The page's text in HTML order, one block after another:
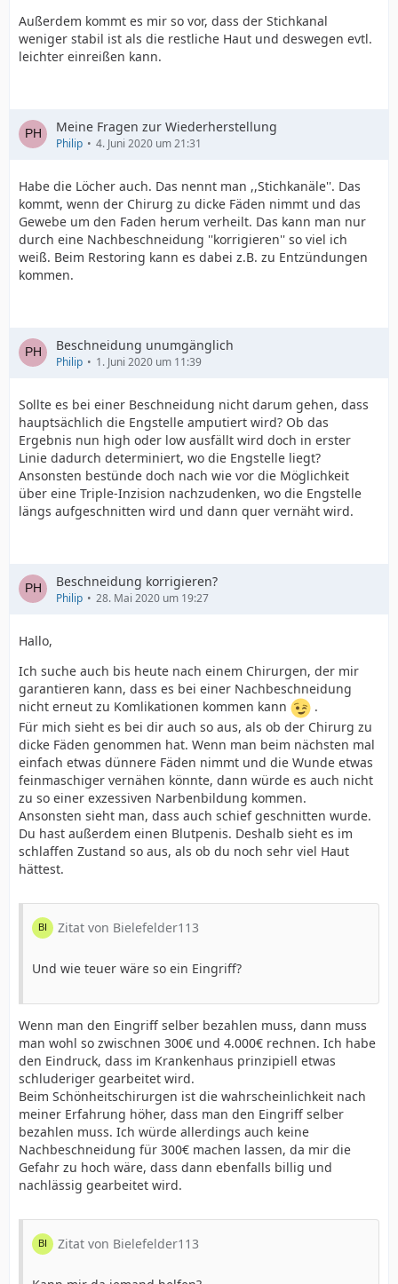
Außerdem kommt es mir so vor, dass der Stichkanal
weniger stabil ist als die restliche Haut und deswegen evtl.
leichter einreißen kann.
Meine Fragen zur Wiederherstellung
Philip 4. Juni 2020 um 21:31
Habe die Löcher auch. Das nennt man ,,Stichkanäle''. Das
kommt, wenn der Chirurg zu dicke Fäden nimmt und das
Gewebe um den Faden herum verheilt. Das kann man nur
durch eine Nachbeschneidung ''korrigieren'' so viel ich
weiß. Beim Restoring kann es dabei z.B. zu Entzündungen
kommen.
Beschneidung unumgänglich
Philip 1. Juni 2020 um 11:39
Sollte es bei einer Beschneidung nicht darum gehen, dass
hauptsächlich die Engstelle amputiert wird? Ob das
Ergebnis nun high oder low ausfällt wird doch in erster
Linie dadurch determiniert, wo die Engstelle liegt?
Ansonsten bestünde doch nach wie vor die Möglichkeit
über eine Triple-Inzision nachzudenken, wo die Engstelle
längs aufgeschnitten wird und dann quer vernäht wird.
Beschneidung korrigieren?
Philip 28. Mai 2020 um 19:27
Hallo,
Ich suche auch bis heute nach einem Chirurgen, der mir
garantieren kann, dass es bei einer Nachbeschneidung
nicht erneut zu Komlikationen kommen kann
.
Für mich sieht es bei dir auch so aus, als ob der Chirurg zu
dicke Fäden genommen hat. Wenn man beim nächsten mal
einfach etwas dünnere Fäden nimmt und die Wunde etwas
feinmaschiger vernähen könnte, dann würde es auch nicht
zu so einer exzessiven Narbenbildung kommen.
Ansonsten sieht man, dass auch schief geschnitten wurde.
Du hast außerdem einen Blutpenis. Deshalb sieht es im
schlaffen Zustand so aus, als ob du noch sehr viel Haut
hättest.
Zitat von Bielefelder113
Und wie teuer wäre so ein Eingriff?
Wenn man den Eingriff selber bezahlen muss, dann muss
man wohl so zwischnen 300€ und 4.000€ rechnen. Ich habe
den Eindruck, dass im Krankenhaus prinzipiell etwas
schluderiger gearbeitet wird.
Beim Schönheitschirurgen ist die wahrscheinlichkeit nach
meiner Erfahrung höher, dass man den Eingriff selber
bezahlen muss. Ich würde allerdings auch keine
Nachbeschneidung für 300€ machen lassen, da mir die
Gefahr zu hoch wäre, dass dann ebenfalls billig und
nachlässig gearbeitet wird.
Zitat von Bielefelder113